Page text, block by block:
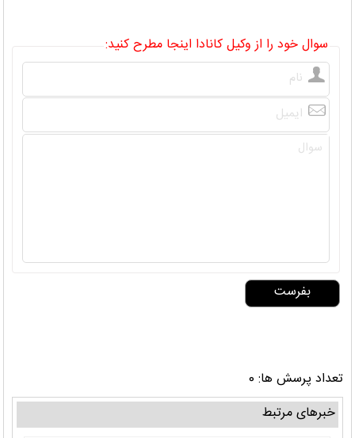
سوال خود را از وکیل کانادا اینجا مطرح کنید:
تعداد پرسش ها: 0
خبرهای مرتبط